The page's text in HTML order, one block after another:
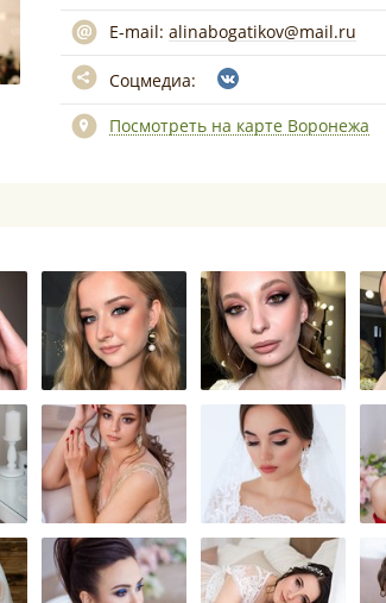
E-mail: alinabogatikov@mail.ru
Соцмедиа:
Посмотреть на карте Воронежа